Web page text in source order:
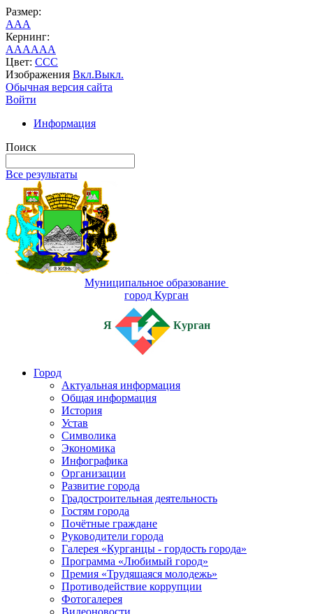
Размер:
AAA
Кернинг:
AAAAAA
Цвет: CCC
Изображения Вкл.Выкл.
Обычная версия сайта
Войти
Информация
Поиск
Все результаты
Муниципальное образование
город Курган
Я Курган
Город
Актуальная информация
Общая информация
История
Устав
Символика
Экономика
Инфографика
Организации
Развитие города
Градостроительная деятельность
Гостям города
Почётные граждане
Руководители города
Галерея «Курганцы - гордость города»
Программа «Любимый город»
Премия «Трудящаяся молодежь»
Противодействие коррупции
Фотогалерея
Видеоновости